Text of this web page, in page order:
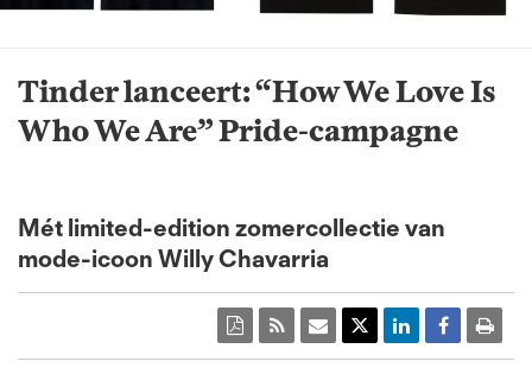
Tinder lanceert: “How We Love Is
Who We Are” Pride-campagne
Mét limited-edition zomercollectie van
mode-icoon Willy Chavarria